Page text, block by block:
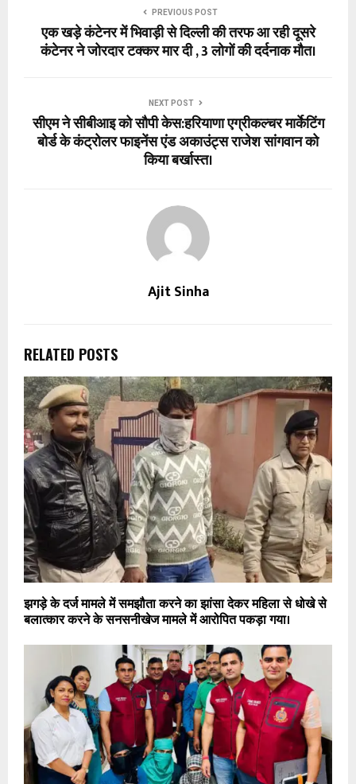
PREVIOUS POST
एक खड़े कंटेनर में भिवाड़ी से दिल्ली की तरफ आ रही दूसरे
कंटेनर ने जोरदार टक्कर मार दी , 3 लोगों की दर्दनाक मौत।
NEXT POST
सीएम ने सीबीआइ को सौपी केस:हरियाणा एग्रीकल्चर मार्केटिंग
बोर्ड के कंट्रोलर फाइनेंस एंड अकाउंट्स राजेश सांगवान को
किया बर्खास्त।
Ajit Sinha
RELATED POSTS
झगड़े के दर्ज मामले में समझौता करने का झांसा देकर महिला से धोखे से
बलात्कार करने के सनसनीखेज मामले में आरोपित पकड़ा गया।